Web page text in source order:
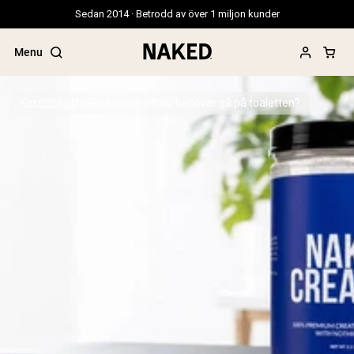
Sedan 2014 · Betrodd av över 1 miljon kunder
Menu
Gräsbetat vassleprotein
Vassleisolat från gräsbetande djur
Getproteinpulver från get
Gör kreatin att du behöver gå på toaletten?